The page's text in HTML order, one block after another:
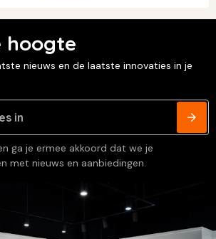
hoogte
nieuws en de laatste innovaties in je
ga je ermee akkoord dat we je
met nieuws en aanbiedingen.